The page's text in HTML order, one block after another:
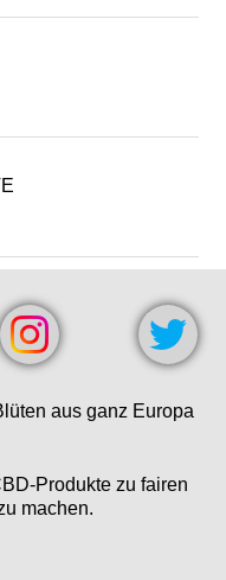
aus ganz Europa
Produkte zu fairen
machen.